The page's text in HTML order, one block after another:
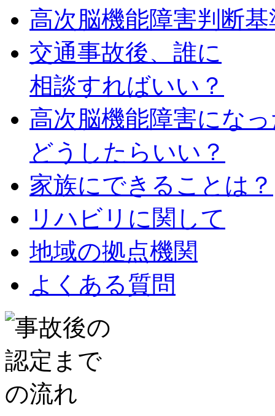
高次脳機能障害判断基
交通事故後、誰に
相談すればいい？
高次脳機能障害にな
どうしたらいい？
家族にできることは？
リハビリに関して
地域の拠点機関
よくある質問